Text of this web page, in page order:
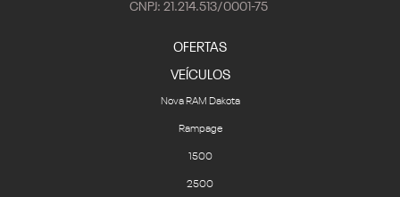
CNPJ: 21.214.513/0001-75
OFERTAS
VEÍCULOS
Nova RAM Dakota
Rampage
1500
2500